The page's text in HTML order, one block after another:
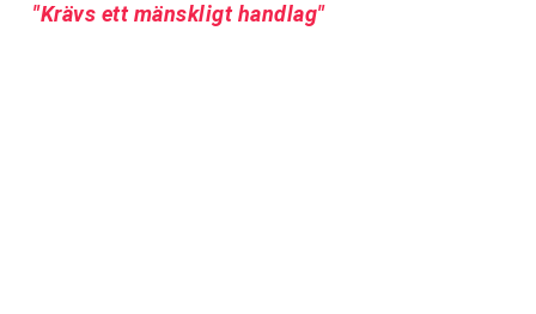
"Krävs ett mänskligt handlag"